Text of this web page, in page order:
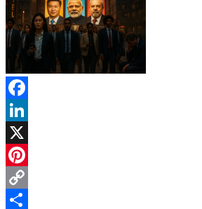
Facebook
LinkedIn
X
Pinterest
Copy